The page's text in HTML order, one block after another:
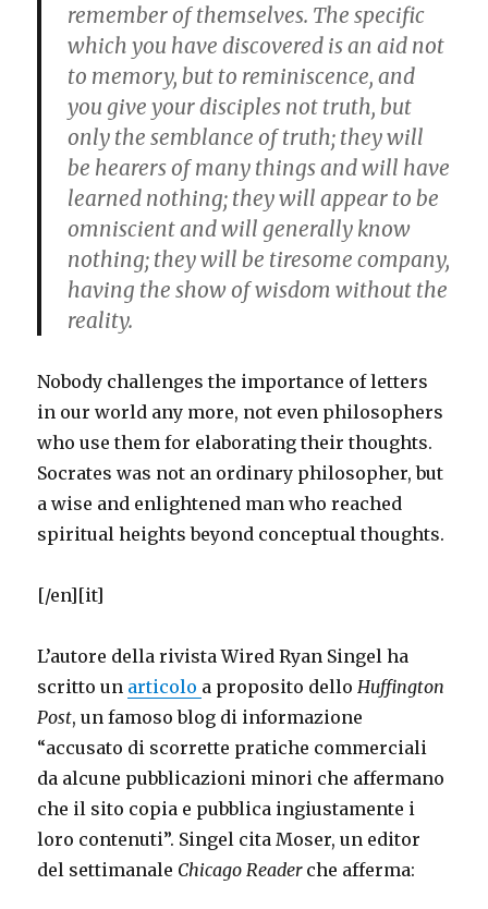
remember of themselves. The specific
which you have discovered is an aid not
to memory, but to reminiscence, and
you give your disciples not truth, but
only the semblance of truth; they will
be hearers of many things and will have
learned nothing; they will appear to be
omniscient and will generally know
nothing; they will be tiresome company,
having the show of wisdom without the
reality.
Nobody challenges the importance of letters
in our world any more, not even philosophers
who use them for elaborating their thoughts.
Socrates was not an ordinary philosopher, but
a wise and enlightened man who reached
spiritual heights beyond conceptual thoughts.
[/en][it]
L’autore della rivista Wired Ryan Singel ha
scritto un articolo a proposito dello Huffington
Post, un famoso blog di informazione
“accusato di scorrette pratiche commerciali
da alcune pubblicazioni minori che affermano
che il sito copia e pubblica ingiustamente i
loro contenuti”. Singel cita Moser, un editor
del settimanale Chicago Readerche afferma: